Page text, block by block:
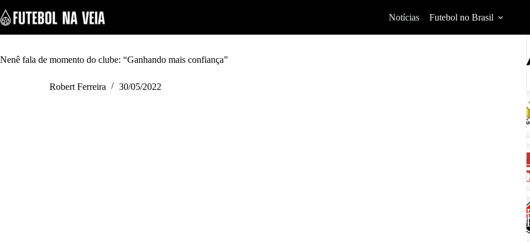
k
i
p
o
Notícias Futebol no Brasil
Nenê fala de momento do clube: “Ganhando mais confiança”
Robert Ferreira 30/05/2022